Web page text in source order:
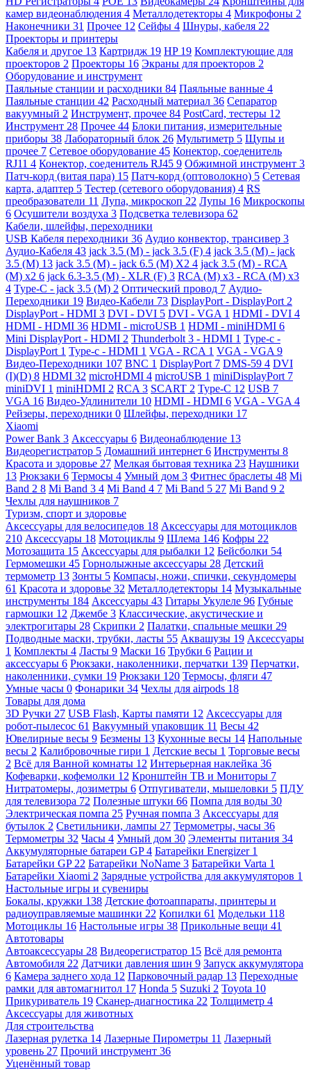
камер видеонаблюдения 4 Металлодетекторы 4 Микрофоны 2
Наконечники 31 Прочее 12 Сейфы 4 Шнуры, кабеля 22
Проекторы и принтеры
Кабеля и другое 13 Картридж 19 HP 19 Комплектующие для
проекторов 2 Проекторы 16 Экраны для проекторов 2
Оборудование и инструмент
Паяльные станции и расходники 84 Паяльные ванные 4
Паяльные станции 42 Расходный материал 36 Сепаратор
вакуумный 2 Инструмент, прочее 84 PostCard, тестеры 12
Инструмент 28 Прочее 44 Блоки питания, измерительные
приборы 38 Лабораторный блок 26 Мультиметр 5 Щупы и
прочее 7 Сетевое оборудование 45 Конектор, соеденитель
RJ11 4 Конектор, соеденитель RJ45 9 Обжимной инструмент 3
Патч-корд (витая пара) 15 Патч-корд (оптоволокно) 5 Сетевая
карта, адаптер 5 Тестер (сетевого оборудования) 4 RS
преобразователи 11 Лупа, микроскоп 22 Лупы 16 Микроскопы
6 Осушители воздуха 3 Подсветка телевизора 62
Кабели, шлейфы, переходники
USB Кабеля переходники 36 Аудио конвектор, трансивер 3
Аудио-Кабеля 43 jack 3.5 (M) - jack 3.5 (F) 4 jack 3.5 (M) - jack
3.5 (M) 13 jack 3.5 (M) - jack 6.5 (M) X2 4 jack 3.5 (M) - RCA
(M) x2 6 jack 6.3-3.5 (M) - XLR (F) 3 RCA (M) x3 - RCA (M) x3
4 Type-C - jack 3.5 (M) 2 Оптический провод 7 Аудио-
Переходники 19 Видео-Кабели 73 DisplayPort - DisplayPort 2
DisplayPort - HDMI 3 DVI - DVI 5 DVI - VGA 1 HDMI - DVI 4
HDMI - HDMI 36 HDMI - microUSB 1 HDMI - miniHDMI 6
Mini DisplayPort - HDMI 2 Thunderbolt 3 - HDMI 1 Type-c -
DisplayPort 1 Type-c - HDMI 1 VGA - RCA 1 VGA - VGA 9
Видео-Переходники 107 BNC 1 DisplayPort 7 DMS-59 4 DVI
(I)(D) 8 HDMI 32 microHDMI 4 microUSB 1 miniDisplayPort 7
miniDVI 1 miniHDMI 2 RCA 3 SCART 2 Type-C 12 USB 7
VGA 16 Видео-Удлинители 10 HDMI - HDMI 6 VGA - VGA 4
Рейзеры, переходники 0 Шлейфы, переходники 17
Xiaomi
Power Bank 3 Аксессуары 6 Видеонаблюдение 13
Видеорегистратор 5 Домашний интернет 6 Инструменты 8
Красота и здоровье 27 Мелкая бытовая техника 23 Наушники
13 Рюкзаки 6 Термосы 4 Умный дом 3 Фитнес браслеты 48 Mi
Band 2 8 Mi Band 3 4 Mi Band 4 7 Mi Band 5 27 Mi Band 9 2
Чехлы для наушников 7
Туризм, спорт и здоровье
Аксессуары для велосипедов 18 Аксессуары для мотоциклов
210 Аксессуары 18 Мотоциклы 9 Шлема 146 Кофры 22
Мотозащита 15 Аксессуары для рыбалки 12 Бейсболки 54
Гермомешки 45 Горнолыжные аксессуары 28 Детский
термометр 13 Зонты 5 Компасы, ножи, спички, секундомеры
61 Красота и здоровье 32 Металлодетекторы 14 Музыкальные
инструменты 184 Аксессуары 43 Гитары Укулеле 96 Губные
гармошки 12 Джембе 3 Классические, акустические и
электрогитары 28 Скрипки 2 Палатки, спальные мешки 29
Подводные маски, трубки, ласты 55 Аквашузы 19 Аксессуары
1 Комплекты 4 Ласты 9 Маски 16 Трубки 6 Рации и
аксессуары 6 Рюкзаки, наколенники, перчатки 139 Перчатки,
наколенники, сумки 19 Рюкзаки 120 Термосы, фляги 47
Умные часы 0 Фонарики 34 Чехлы для airpods 18
Товары для дома
3D Ручки 27 USB Flash, Карты памяти 12 Аксессуары для
робот-пылесос 61 Вакуумный упаковщик 11 Весы 42
Ювелирные весы 9 Безмены 13 Кухонные весы 14 Напольные
весы 2 Калибровочные гири 1 Детские весы 1 Торговые весы
2 Всё для Ванной комнаты 12 Интерьерная наклейка 36
Кофеварки, кофемолки 12 Кронштейн ТВ и Мониторы 7
Нитратомеры, дозиметры 6 Отпугиватели, мышеловки 5 ПДУ
для телевизора 72 Полезные штуки 66 Помпа для воды 30
Электрическая помпа 25 Ручная помпа 3 Аксессуары для
бутылок 2 Светильники, лампы 27 Термометры, часы 36
Термометры 32 Часы 4 Умный дом 30 Элементы питания 34
Аккумуляторные батареи GP4 Батарейки Energizer 1
Батарейки GP 22 Батарейки NoName 3 Батарейки Varta 1
Батарейки Xiaomi 2 Зарядные устройства для аккумуляторов 1
Настольные игры и сувениры
Бокалы, кружки 138 Детские фотоаппараты, принтеры и
радиоуправляемые машинки 22 Копилки 61 Модельки 118
Мотоциклы 16 Настольные игры 38 Прикольные вещи 41
Автотовары
Автоаксессуары 28 Видеорегистратор 15 Всё для ремонта
Автомобиля 22 Датчики давления шин 9 Запуск аккумулятора
6 Камера заднего хода 12 Парковочный радар 13 Переходные
рамки для автомагнитол 17 Honda 5 Suzuki 2 Toyota 10
Прикуриватель 19 Сканер-диагностика 22 Толщиметр 4
Аксессуары для животных
Для строительства
Лазерная рулетка 14 Лазерные Пирометры 11 Лазерный
уровень 27 Прочий инструмент 36
Уценённый товар